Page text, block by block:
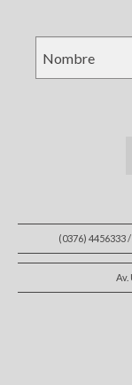
(0376) 4456333
Av.